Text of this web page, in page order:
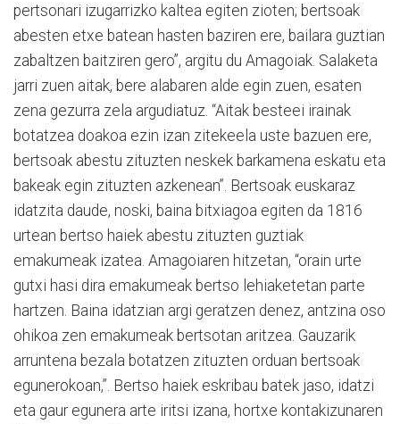
pertsonari izugarrizko kaltea egiten zioten; bertsoak
abesten etxe batean hasten baziren ere, bailara guztian
zabaltzen baitziren gero”, argitu du Amagoiak. Salaketa
jarri zuen aitak, bere alabaren alde egin zuen, esaten
zena gezurra zela argudiatuz. “Aitak besteei irainak
botatzea doakoa ezin izan zitekeela uste bazuen ere,
bertsoak abestu zituzten neskek barkamena eskatu eta
bakeak egin zituzten azkenean”. Bertsoak euskaraz
idatzita daude, noski, baina bitxiagoa egiten da 1816
urtean bertso haiek abestu zituzten guztiak
emakumeak izatea. Amagoiaren hitzetan, “orain urte
gutxi hasi dira emakumeak bertso lehiaketetan parte
hartzen. Baina idatzian argi geratzen denez, antzina oso
ohikoa zen emakumeak bertsotan aritzea. Gauzarik
arruntena bezala botatzen zituzten orduan bertsoak
egunerokoan,”. Bertso haiek eskribau batek jaso, idatzi
eta gaur egunera arte iritsi izana, hortxe kontakizunaren